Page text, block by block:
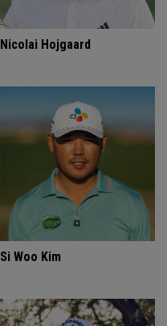
Nicolai Hojgaard
Si Woo Kim